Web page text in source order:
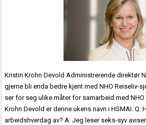
Kristin Krohn Devold Administrerende direktør
gjerne bli enda bedre kjent med NHO Reiseliv-
ser for seg ulike måter for samarbeid med NHO
Krohn Devold er denne ukens navn i HSMAI. Q:
arbeidshverdag av? A: Jeg leser seks-syv